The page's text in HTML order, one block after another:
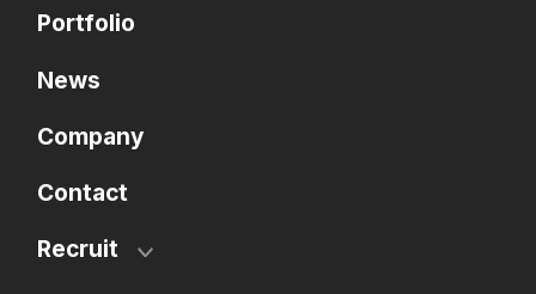
Portfolio
News
Company
Contact
Recruit